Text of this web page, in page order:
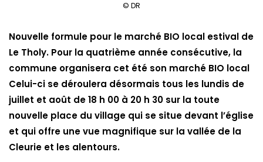
© DR
Nouvelle formule pour le marché BIO local estival de
Le Tholy. Pour la quatrième année consécutive, la
commune organisera cet été son marché BIO local
Celui-ci se déroulera désormais tous les lundis de
juillet et août de 18 h 00 à 20 h 30 sur la toute
nouvelle place du village qui se situe devant l’église
et qui offre une vue magnifique sur la vallée de la
Cleurie et les alentours.